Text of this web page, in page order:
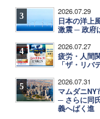
3 2026.07.29
日本の洋上
激震 ─ 政府
4 2026.07.27
疲労・人間
「ザ・リバ
5 2026.07.31
マムダニ
─ さらに同
義へばく進